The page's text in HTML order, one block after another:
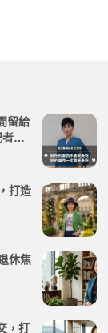
留給
王
打造
休焦
，打